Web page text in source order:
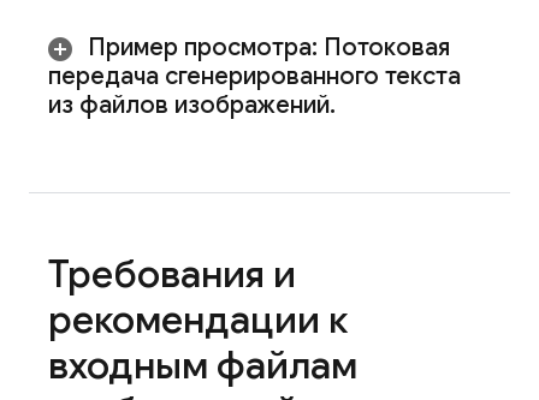
Пример просмотра: Потоковая
передача сгенерированного текста
из файлов изображений.
Требования и
рекомендации к
входным файлам